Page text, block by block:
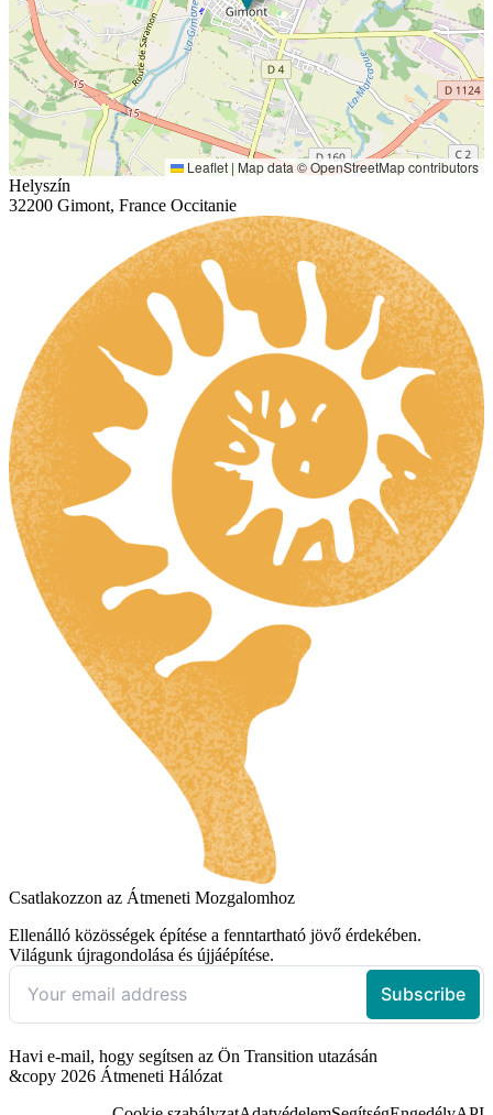
Leaflet | Map data ©OpenStreetMapcontributors
Helyszín
32200 Gimont, France Occitanie
Csatlakozzon az Átmeneti Mozgalomhoz
Ellenálló közösségek építése a fenntartható jövő érdekében.
Világunk újragondolása és újjáépítése.
Havi e-mail, hogy segítsen az Ön Transition utazásán
&copy 2026 Átmeneti Hálózat